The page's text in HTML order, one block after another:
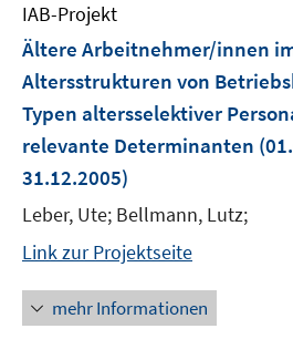
IAB-Projekt
Ältere Arbeitnehmer/innen
Altersstrukturen von
Typen altersselektiver
relevante Determinanten
31.12.2005)
Leber, Ute; Bellmann, Lutz;
Link zur Projektseite
mehr Informationen